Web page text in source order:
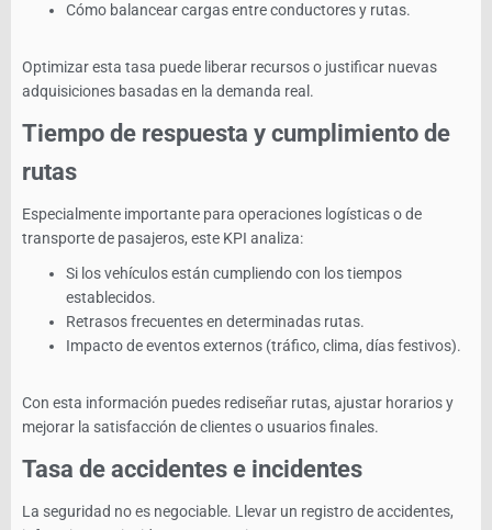
Cómo balancear cargas entre conductores y rutas.
Optimizar esta tasa puede liberar recursos o justificar nuevas
adquisiciones basadas en la demanda real.
Tiempo de respuesta y cumplimiento de
rutas
Especialmente importante para operaciones logísticas o de
transporte de pasajeros, este KPI analiza:
Si los vehículos están cumpliendo con los tiempos
establecidos.
Retrasos frecuentes en determinadas rutas.
Impacto de eventos externos (tráfico, clima, días festivos).
Con esta información puedes rediseñar rutas, ajustar horarios y
mejorar la satisfacción de clientes o usuarios finales.
Tasa de accidentes e incidentes
La seguridad no es negociable. Llevar un registro de accidentes,